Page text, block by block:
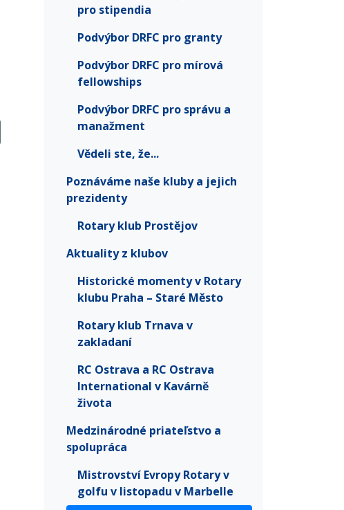
pro stipendia
Podvýbor DRFC pro granty
Podvýbor DRFC pro mírová
fellowships
Podvýbor DRFC pro správu a
manažment
Vědeli ste, že...
Poznáváme naše kluby a jejich
prezidenty
Rotary klub Prostějov
Aktuality z klubov
Historické momenty v Rotary
klubu Praha – Staré Město
Rotary klub Trnava v
zakladaní
RC Ostrava a RC Ostrava
International v Kavárně
života
Medzinárodné priateľstvo a
spolupráca
Mistrovství Evropy Rotary v
golfu v listopadu v Marbelle